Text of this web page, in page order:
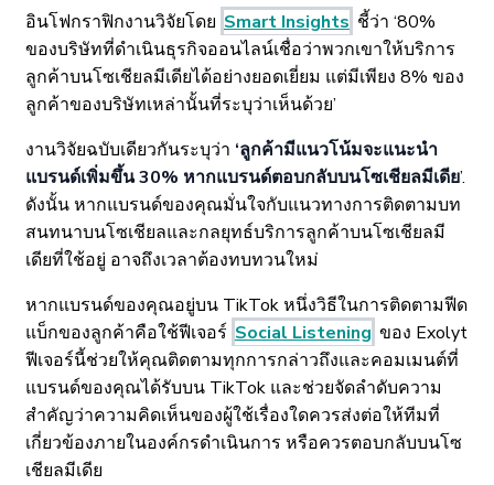
อินโฟกราฟิกงานวิจัยโดย Smart Insights ชี้ว่า ‘80%
ของบริษัทที่ดำเนินธุรกิจออนไลน์เชื่อว่าพวกเขาให้บริการ
ลูกค้าบนโซเชียลมีเดียได้อย่างยอดเยี่ยม แต่มีเพียง 8% ของ
ลูกค้าของบริษัทเหล่านั้นที่ระบุว่าเห็นด้วย’
งานวิจัยฉบับเดียวกันระบุว่า ‘ลูกค้ามีแนวโน้มจะแนะนำ
แบรนด์เพิ่มขึ้น 30% หากแบรนด์ตอบกลับบนโซเชียลมีเดีย’.
ดังนั้น หากแบรนด์ของคุณมั่นใจกับแนวทางการติดตามบท
สนทนาบนโซเชียลและกลยุทธ์บริการลูกค้าบนโซเชียลมี
เดียที่ใช้อยู่ อาจถึงเวลาต้องทบทวนใหม่
หากแบรนด์ของคุณอยู่บน TikTok หนึ่งวิธีในการติดตามฟีด
แบ็กของลูกค้าคือใช้ฟีเจอร์ Social Listening ของ Exolyt
ฟีเจอร์นี้ช่วยให้คุณติดตามทุกการกล่าวถึงและคอมเมนต์ที่
แบรนด์ของคุณได้รับบน TikTok และช่วยจัดลำดับความ
สำคัญว่าความคิดเห็นของผู้ใช้เรื่องใดควรส่งต่อให้ทีมที่
เกี่ยวข้องภายในองค์กรดำเนินการ หรือควรตอบกลับบนโซ
เชียลมีเดีย